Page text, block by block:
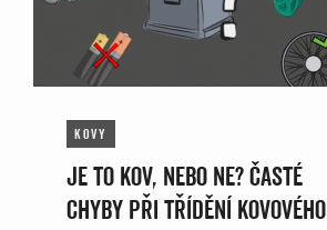
KOVY
JE TO KOV, NEBO NE? ČASTÉ
CHYBY PŘI TŘÍDĚNÍ KOVOVÉHO